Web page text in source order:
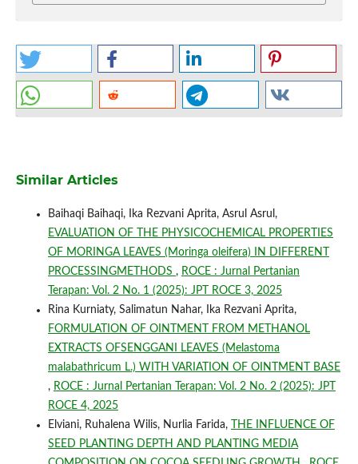
Similar Articles
Baihaqi Baihaqi, Ika Rezvani Aprita, Asrul Asrul,
EVALUATION OF THE PHYSICOCHEMICAL PROPERTIES
OF MORINGA LEAVES (Moringa oleifera) IN DIFFERENT
PROCESSINGMETHODS , ROCE : Jurnal Pertanian
Terapan: Vol. 2 No. 1 (2025): JPT ROCE 3, 2025
Rina Kurniaty, Salimatun Nahar, Ika Rezvani Aprita,
FORMULATION OF OINTMENT FROM METHANOL
EXTRACTS OFSENGGANI LEAVES (Melastoma
malabathricum L.) WITH VARIATION OF OINTMENT BASE
, ROCE : Jurnal Pertanian Terapan: Vol. 2 No. 2 (2025): JPT
ROCE 4, 2025
Elviani, Ruhalena Wilis, Nurlia Farida,
THE INFLUENCE OF
SEED PLANTING DEPTH AND PLANTING MEDIA